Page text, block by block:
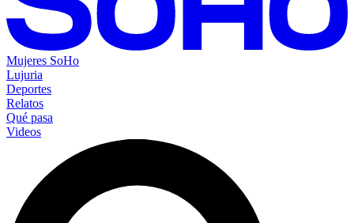
Mujeres SoHo
Lujuria
Deportes
Relatos
Qué pasa
Videos